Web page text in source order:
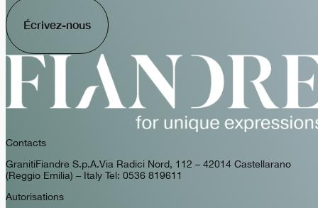
Écrivez-nous
Contacts
GranitiFiandre S.p.A. Via Radici Nord, 112 – 42014 Castellarano
(Reggio Emilia) – Italy Tel: 0536 819611
Autorisations